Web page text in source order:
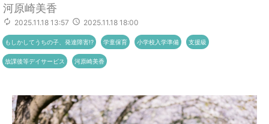
河原崎美香
2025.11.18 13:57 2025.11.18 18:00
もしかしてうちの子、発達障害!? 学童保育 小学校入学準備 支援級
放課後等デイサービス 河原崎美香